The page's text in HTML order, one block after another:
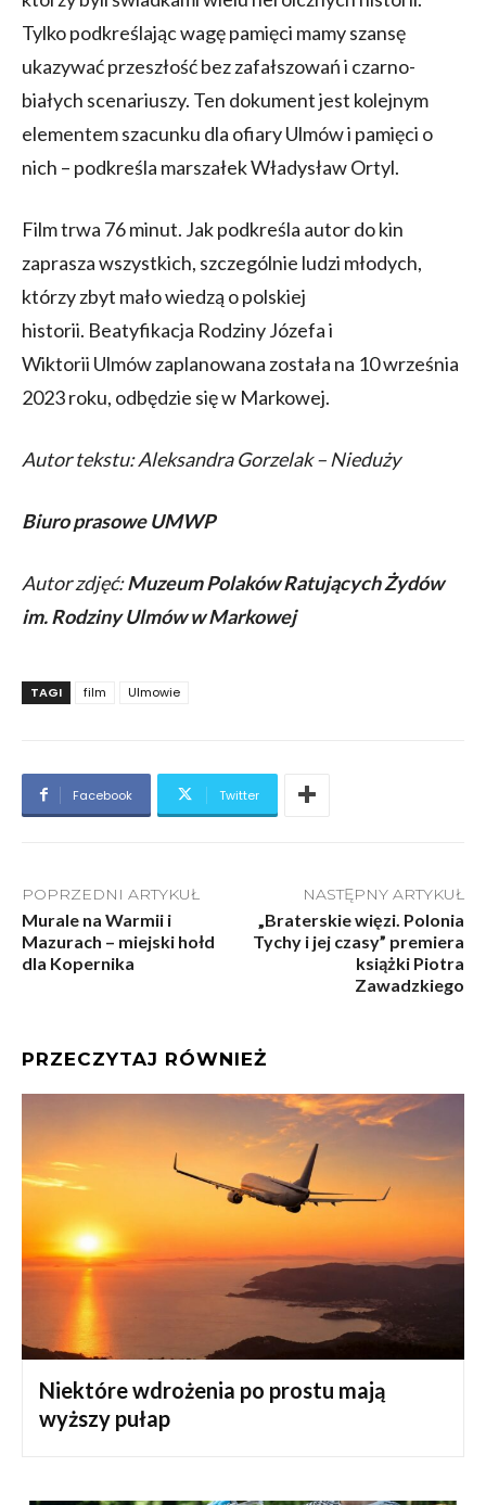
Tylko podkreślając wagę pamięci mamy szansę
ukazywać przeszłość bez zafałszowań i czarno-
białych scenariuszy. Ten dokument jest kolejnym
elementem szacunku dla ofiary Ulmów i pamięci o
nich – podkreśla marszałek Władysław Ortyl.
Film trwa 76 minut. Jak podkreśla autor do kin
zaprasza wszystkich, szczególnie ludzi młodych,
którzy zbyt mało wiedzą o polskiej
historii. Beatyfikacja Rodziny Józefa i
Wiktorii Ulmów zaplanowana została na 10 września
2023 roku, odbędzie się w Markowej.
Autor tekstu: Aleksandra Gorzelak – Nieduży
Biuro prasowe UMWP
Autor zdjęć:Muzeum Polaków Ratujących Żydów
im. Rodziny Ulmów w Markowej
TAGI film Ulmowie
Facebook Twitter
POPRZEDNI ARTYKUŁ
Murale na Warmii i
Mazurach – miejski hołd
dla Kopernika
NASTĘPNY ARTYKUŁ
„Braterskie więzi. Polonia
Tychy i jej czasy” premiera
książki Piotra
Zawadzkiego
PRZECZYTAJ RÓWNIEŻ
Niektóre wdrożenia po prostu mają
wyższy pułap